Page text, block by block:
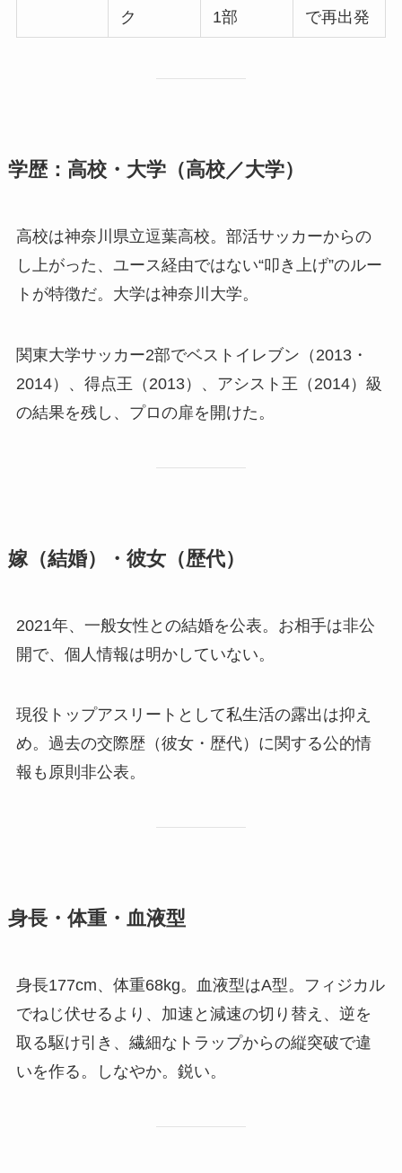
ク
1部
で再出発
学歴：高校・大学（高校／大学）
高校は神奈川県立逗葉高校。部活サッカーからの
し上がった、ユース経由ではない“叩き上げ”のルー
トが特徴だ。大学は神奈川大学。
関東大学サッカー2部でベストイレブン（2013・
2014）、得点王（2013）、アシスト王（2014）級
の結果を残し、プロの扉を開けた。
嫁（結婚）・彼女（歴代）
2021年、一般女性との結婚を公表。お相手は非公
開で、個人情報は明かしていない。
現役トップアスリートとして私生活の露出は抑え
め。過去の交際歴（彼女・歴代）に関する公的情
報も原則非公表。
身長・体重・血液型
身長177cm、体重68kg。血液型はA型。フィジカル
でねじ伏せるより、加速と減速の切り替え、逆を
取る駆け引き、繊細なトラップからの縦突破で違
いを作る。しなやか。鋭い。